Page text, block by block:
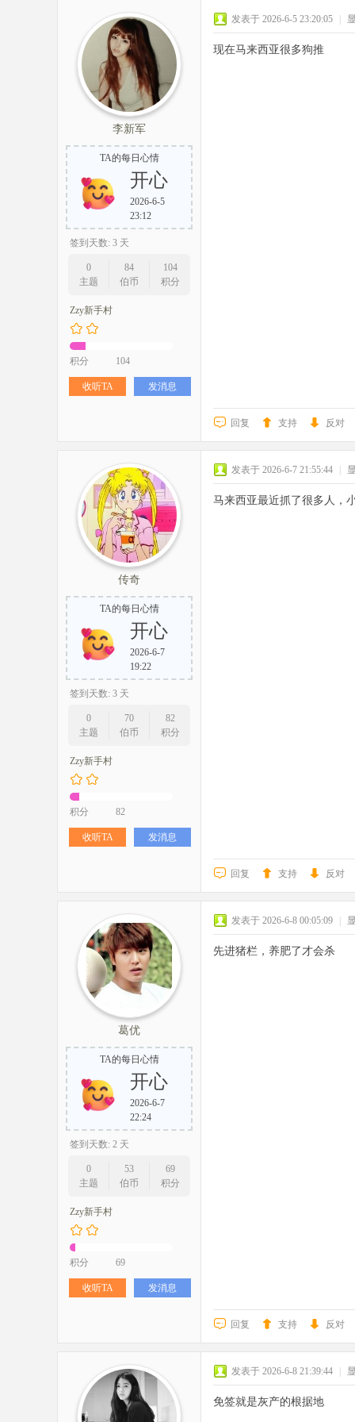
李新军
TA的每日心情
开心
2026-6-5
23:12
签到天数: 3 天
0
主题
84
伯币
104
积分
Zzy新手村
积分 104
收听TA 发消息
发表于 2026-6-5 23:20:05
现在马来西亚很多狗推
回复 支持 反对
传奇
TA的每日心情
开心
2026-6-7
19:22
签到天数: 3 天
0
主题
70
伯币
82
积分
Zzy新手村
积分 82
收听TA 发消息
发表于 2026-6-7 21:55:44
马来西亚最近抓了很多人，
回复 支持 反对
葛优
TA的每日心情
开心
2026-6-7
22:24
签到天数: 2 天
0
主题
53
伯币
69
积分
Zzy新手村
积分 69
收听TA 发消息
发表于 2026-6-8 00:05:09
先进猪栏，养肥了才会杀
回复 支持 反对
发表于 2026-6-8 21:39:44
免签就是灰产的根据地